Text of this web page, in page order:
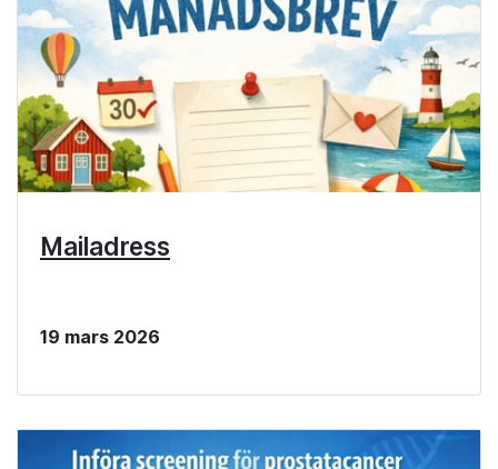
Mailadress
19 mars 2026